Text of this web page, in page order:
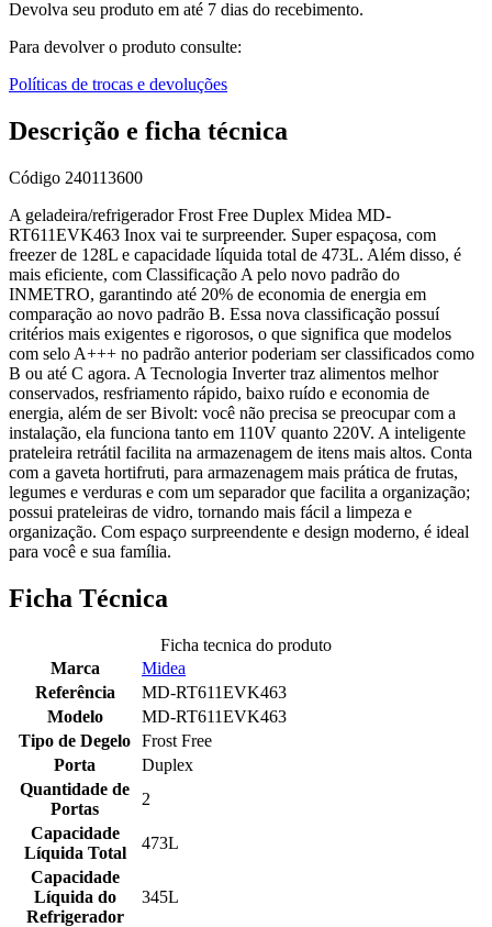
Devolva seu produto em até 7 dias do recebimento.
Para devolver o produto consulte:
Políticas de trocas e devoluções
Descrição e ficha técnica
Código 240113600
A geladeira/refrigerador Frost Free Duplex Midea MD-
RT611EVK463 Inox vai te surpreender. Super espaçosa, com
freezer de 128L e capacidade líquida total de 473L. Além disso, é
mais eficiente, com Classificação A pelo novo padrão do
INMETRO, garantindo até 20% de economia de energia em
comparação ao novo padrão B. Essa nova classificação possuí
critérios mais exigentes e rigorosos, o que significa que modelos
com selo A+++ no padrão anterior poderiam ser classificados como
B ou até C agora. A Tecnologia Inverter traz alimentos melhor
conservados, resfriamento rápido, baixo ruído e economia de
energia, além de ser Bivolt: você não precisa se preocupar com a
instalação, ela funciona tanto em 110V quanto 220V. A inteligente
prateleira retrátil facilita na armazenagem de itens mais altos. Conta
com a gaveta hortifruti, para armazenagem mais prática de frutas,
legumes e verduras e com um separador que facilita a organização;
possui prateleiras de vidro, tornando mais fácil a limpeza e
organização. Com espaço surpreendente e design moderno, é ideal
para você e sua família.
Ficha Técnica
Ficha tecnica do produto
Marca
Midea
Referência
MD-RT611EVK463
Modelo
MD-RT611EVK463
Tipo de Degelo Frost Free
Porta
Duplex
Quantidade de
Portas
2
Capacidade
Líquida Total
473L
Capacidade
Líquida do
Refrigerador
345L